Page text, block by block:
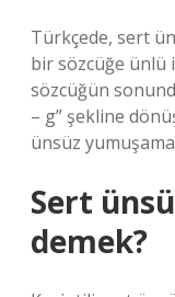
Türkçede, sert
bir sözcüğe ünlü
sözcüğün
– g” şekline
ünsüz
Sert
demek?